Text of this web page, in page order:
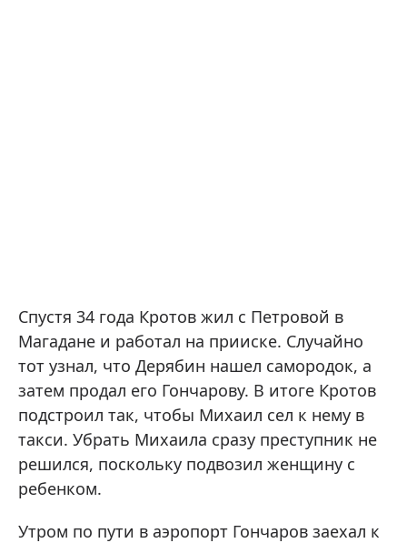
Спустя 34 года Кротов жил с Петровой в
Магадане и работал на прииске. Случайно
тот узнал, что Дерябин нашел самородок, а
затем продал его Гончарову. В итоге Кротов
подстроил так, чтобы Михаил сел к нему в
такси. Убрать Михаила сразу преступник не
решился, поскольку подвозил женщину с
ребенком.
Утром по пути в аэропорт Гончаров заехал к